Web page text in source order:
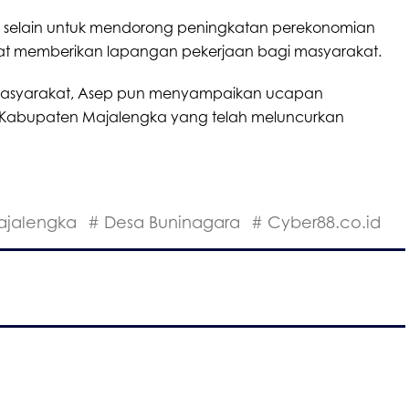
untuk mendorong peningkatan perekonomian
memberikan lapangan pekerjaan bagi masyarakat.
Asep pun menyampaikan ucapan
Majalengka yang telah meluncurkan
# Desa Buninagara # Cyber88.co.id